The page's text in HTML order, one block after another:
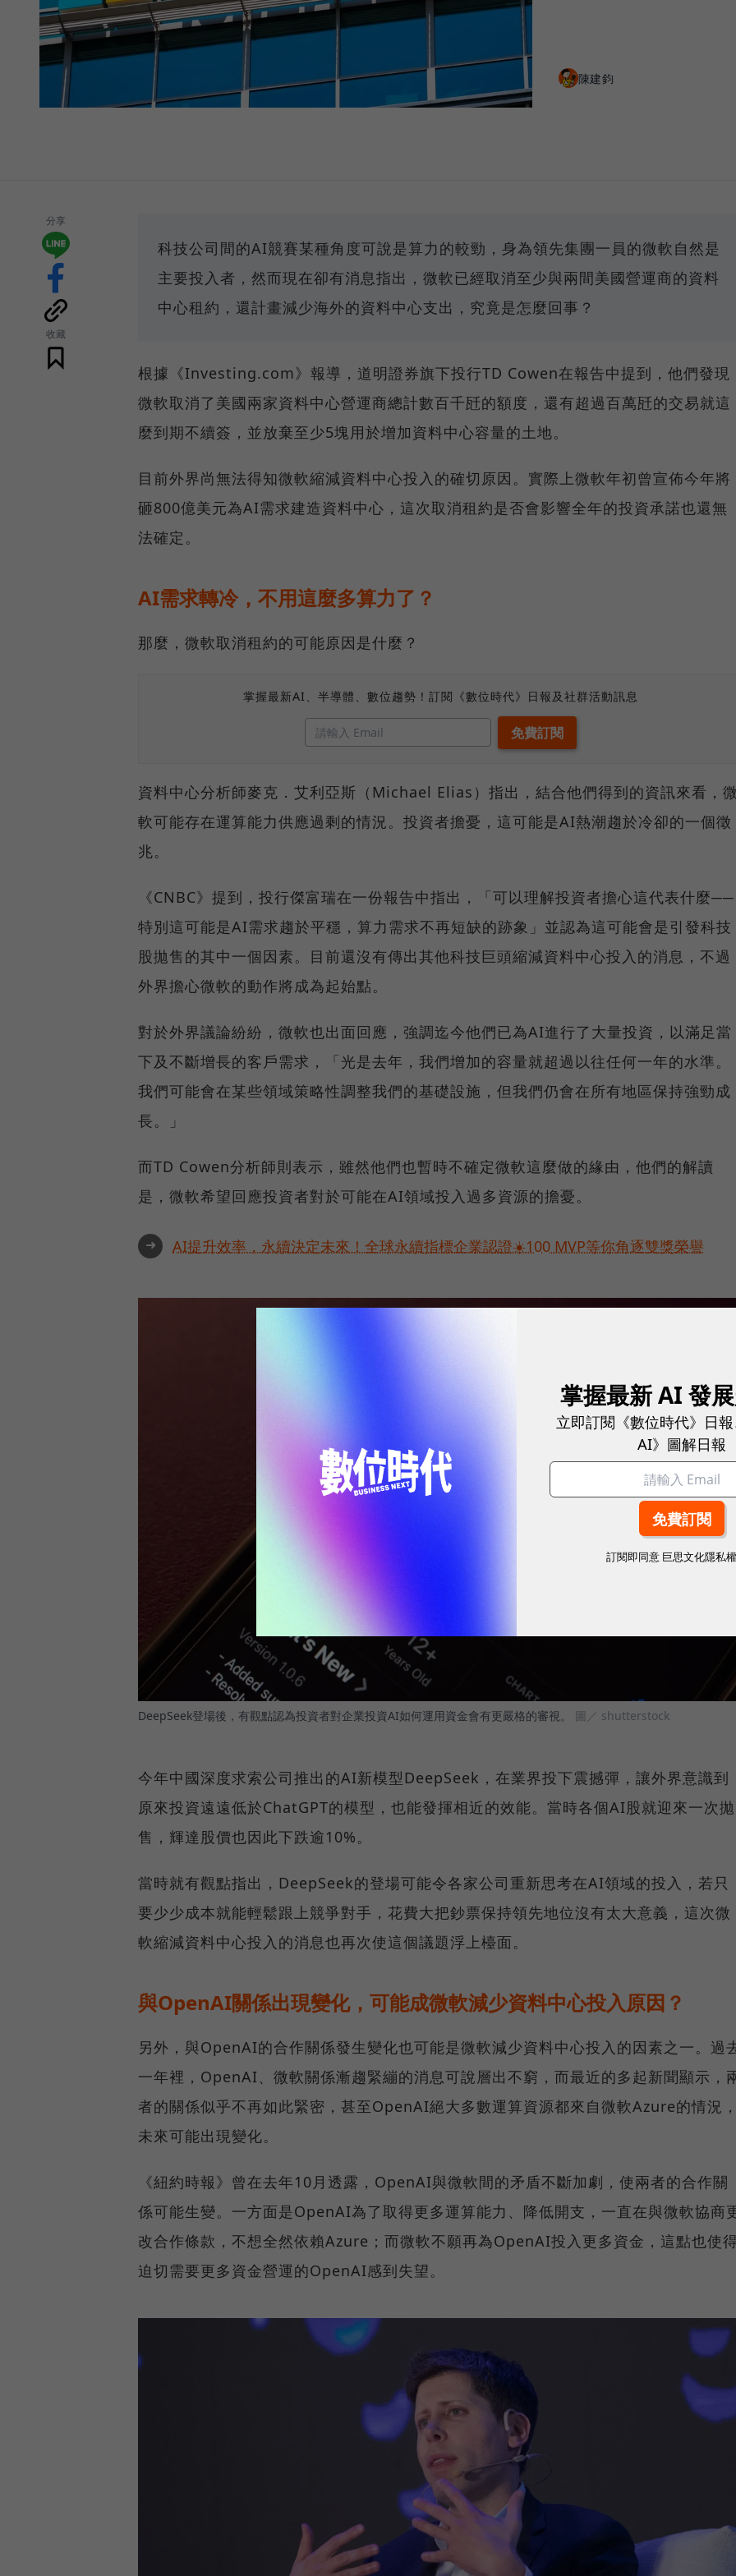
陳建鈞
分享
收藏
科技公司間的AI競賽某種角度可說是算力的較勁，身為領先集團一員的微軟自然是
主要投入者，然而現在卻有消息指出，微軟已經取消至少與兩間美國營運商的資料
中心租約，還計畫減少海外的資料中心支出，究竟是怎麼回事？
根據《Investing.com》報導，道明證券旗下投行TD Cowen在報告中提到，他們發現
微軟取消了美國兩家資料中心營運商總計數百千瓩的額度，還有超過百萬瓩的交易就這
麼到期不續簽，並放棄至少5塊用於增加資料中心容量的土地。
目前外界尚無法得知微軟縮減資料中心投入的確切原因。實際上微軟年初曾宣佈今年將
砸800億美元為AI需求建造資料中心，這次取消租約是否會影響全年的投資承諾也還無
法確定。
AI需求轉冷，不用這麼多算力了？
那麼，微軟取消租約的可能原因是什麼？
掌握最新AI、半導體、數位趨勢！訂閱《數位時代》日報及社群活動訊息
資料中心分析師麥克．艾利亞斯（Michael Elias）指出，結合他們得到的資訊來看，
軟可能存在運算能力供應過剩的情況。投資者擔憂，這可能是AI熱潮趨於冷卻的一個徵
兆。
《CNBC》提到，投行傑富瑞在一份報告中指出，「可以理解投資者擔心這代表什麼──
特別這可能是AI需求趨於平穩，算力需求不再短缺的跡象」並認為這可能會是引發科技
股拋售的其中一個因素。目前還沒有傳出其他科技巨頭縮減資料中心投入的消息，不過
外界擔心微軟的動作將成為起始點。
對於外界議論紛紛，微軟也出面回應，強調迄今他們已為AI進行了大量投資，以滿足當
下及不斷增長的客戶需求，「光是去年，我們增加的容量就超過以往任何一年的水準。
我們可能會在某些領域策略性調整我們的基礎設施，但我們仍會在所有地區保持強勁成
長。」
而TD Cowen分析師則表示，雖然他們也暫時不確定微軟這麼做的緣由，他們的解讀
是，微軟希望回應投資者對於可能在AI領域投入過多資源的擔憂。
➜ AI提升效率，永續決定未來！全球永續指標企業認證☀️100 MVP等你角逐雙獎榮譽
DeepSeek登場後，有觀點認為投資者對企業投資AI如何運用資金會有更嚴格的審視。 圖／ shutterstock
今年中國深度求索公司推出的AI新模型DeepSeek，在業界投下震撼彈，讓外界意識到
原來投資遠遠低於ChatGPT的模型，也能發揮相近的效能。當時各個AI股就迎來一次拋
售，輝達股價也因此下跌逾10%。
當時就有觀點指出，DeepSeek的登場可能令各家公司重新思考在AI領域的投入，若只
要少少成本就能輕鬆跟上競爭對手，花費大把鈔票保持領先地位沒有太大意義，這次微
軟縮減資料中心投入的消息也再次使這個議題浮上檯面。
與OpenAI關係出現變化，可能成微軟減少資料中心投入原因？
另外，與OpenAI的合作關係發生變化也可能是微軟減少資料中心投入的因素之一。過
一年裡，OpenAI、微軟關係漸趨緊繃的消息可說層出不窮，而最近的多起新聞顯示，
者的關係似乎不再如此緊密，甚至OpenAI絕大多數運算資源都來自微軟Azure的情況
未來可能出現變化。
《紐約時報》曾在去年10月透露，OpenAI與微軟間的矛盾不斷加劇，使兩者的合作關
係可能生變。一方面是OpenAI為了取得更多運算能力、降低開支，一直在與微軟協商
改合作條款，不想全然依賴Azure；而微軟不願再為OpenAI投入更多資金，這點也使
迫切需要更多資金營運的OpenAI感到失望。
掌握最新 AI 發
立即訂閱《數位時代》日
AI》圖解日報
訂閱即同意 巨思文化隱私